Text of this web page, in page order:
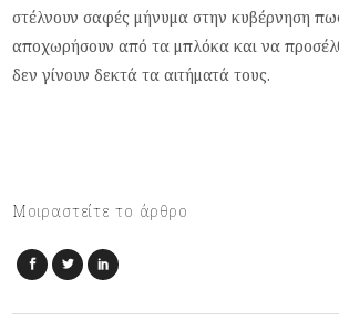
στέλνουν σαφές μήνυμα στην κυβέρνηση
αποχωρήσουν από τα μπλόκα και να
δεν γίνουν δεκτά τα αιτήματά τους.
Μοιραστείτε το άρθρο